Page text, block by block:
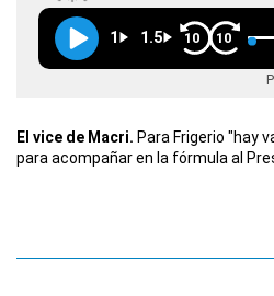
1 1.5 10 10
El vice de Macri. Para Frigerio "hay
para acompañar en la fórmula al